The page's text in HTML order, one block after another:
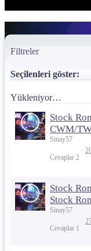
Filtreler
Seçilenleri göster:
Yükleniyor…
Stock
CWM/
Sinay57
Cevaplar 2
Stock
Stock
Sinay57
Cevaplar 1